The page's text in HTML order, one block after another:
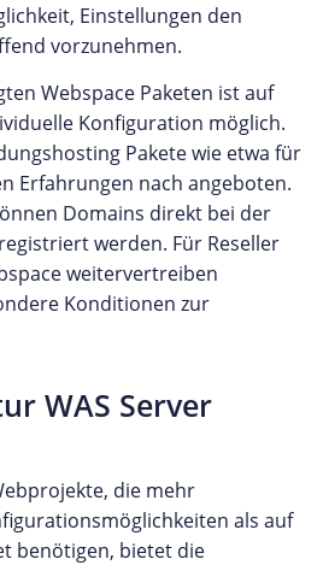
Einstellungen den
vorzunehmen.
Webspace Paketen ist auf
Konfiguration möglich.
Pakete wie etwa für
Erfahrungen nach angeboten.
Domains direkt bei der
werden. Für Reseller
weitervertreiben
Konditionen zur
WAS Server
die mehr
als auf
benötigen, bietet die